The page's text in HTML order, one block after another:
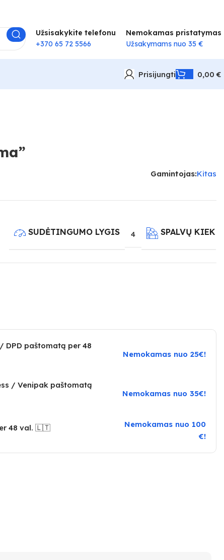
Užsisakykite telefonu
+370 65 72 5566
Nemokamas pristatymas
Užsakymams nuo 35 €
Prisijungti 0,00€
Gamintojas:Kitas
SUDĖTINGUMO LYGIS 4 SPALVŲ KIEKIS
DPD paštomatą per 48
Nemokamas nuo 25€!
/ Venipak paštomatą
Nemokamas nuo 35€!
48 val. 🇱🇹
Nemokamas nuo 100
€!